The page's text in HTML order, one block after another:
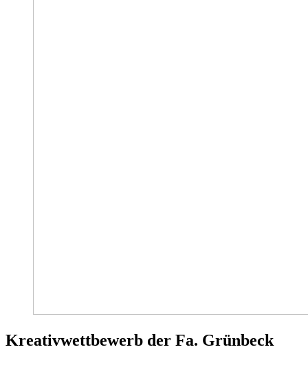
Kreativwettbewerb der Fa. Grünbeck